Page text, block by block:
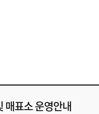
매표소 운영안내